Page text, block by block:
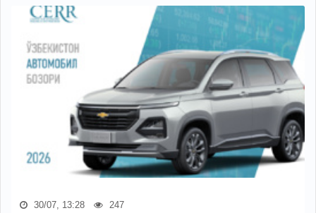
30/07, 13:28 247